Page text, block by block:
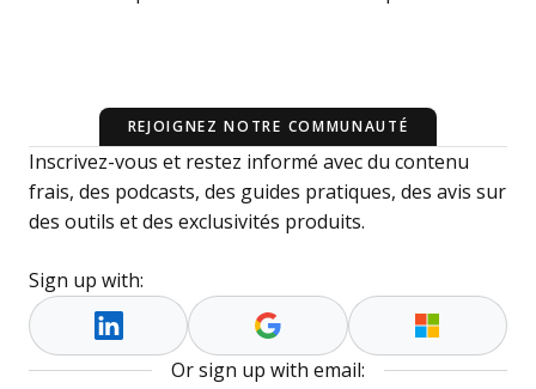
REJOIGNEZ NOTRE COMMUNAUTÉ
Inscrivez-vous et restez informé avec du contenu
frais, des podcasts, des guides pratiques, des avis sur
des outils et des exclusivités produits.
Sign up with:
Or sign up with email: